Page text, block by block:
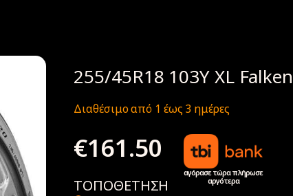
255/45R18 103Y XL
Διαθέσιμο από 1 έως 3 ημέρες
€161.50
αγόρασε τώρα πλήρωσε
αργότερα
ΤΟΠΟΘΕΤΗΣΗ